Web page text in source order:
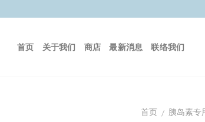
首页 关于我们 商店 最新消息 联络我们
首页 / 胰岛素专